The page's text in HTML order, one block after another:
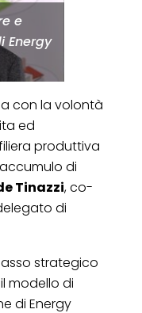
e
Energy
con la volontà
ed
produttiva
di
Tinazzi, co-
di
strategico
modello di
di Energy